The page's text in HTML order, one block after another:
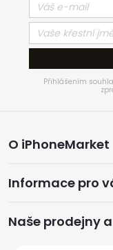
Přihlášením
á
p
a
O iPhoneMarket
Informace pro
Naše prodejny